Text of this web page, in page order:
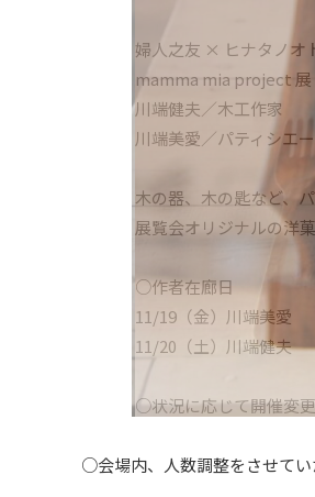
婦人之友 × ヒナタノオ
mamma mia project 展
川端健夫／木工作家
川端美愛／パティシエ
木の器、木の匙など、
展覧会オリジナルの洋
○作者在廊日
11/19（金）川端美愛
11/20（土）川端健夫
○状況に応じて開催変
○会場内、人数調整をさせてい